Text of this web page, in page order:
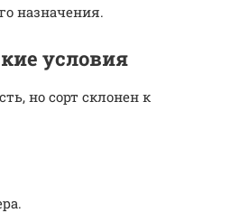
назначения.
условия
но сорт склонен к